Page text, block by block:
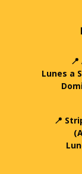
Lunes a
📍